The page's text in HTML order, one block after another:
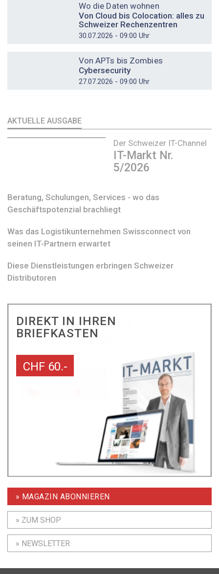
Wo die Daten wohnen
Von Cloud bis Colocation: alles zu
Schweizer Rechenzentren
30.07.2026 - 09:00 Uhr
Von APTs bis Zombies
Cybersecurity
27.07.2026 - 09:00 Uhr
AKTUELLE AUSGABE
Der Schweizer IT-Channel
IT-Markt Nr.
5/2026
Beratung, Schulungen, Services - wo das
Geschäftspotenzial brachliegt
Was das Logistikunternehmen Swissconnect von
seinen IT-Partnern erwartet
Diese Dienstleistungen erbringen Schweizer
Distributoren
DIREKT IN IHREN
BRIEFKASTEN
CHF 60.-
» MAGAZIN ABONNIEREN
» ZUM SHOP
» NEWSLETTER